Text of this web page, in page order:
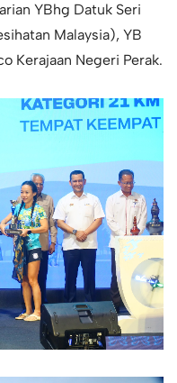
YBhg Datuk Seri
Malaysia), YB
Kerajaan Negeri Perak.